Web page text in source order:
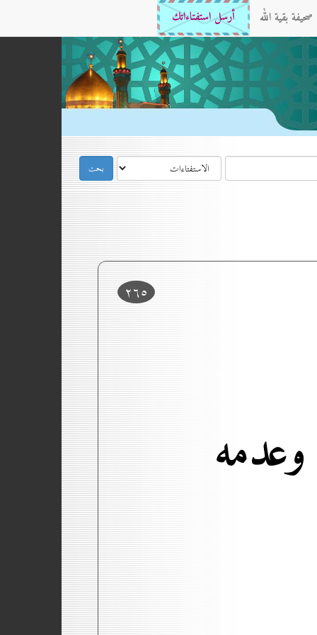
صحيفة بقية الله أرسل استفتاءاتك
۲٦٥